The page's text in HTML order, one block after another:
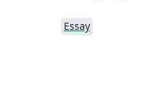
Essay